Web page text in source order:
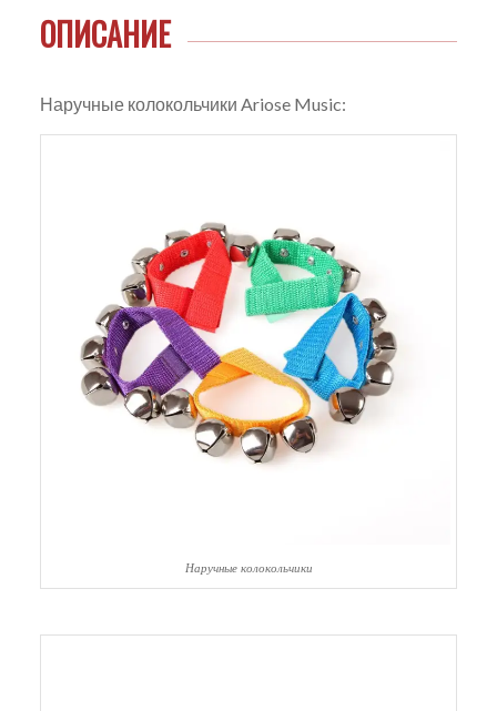
ОПИСАНИЕ
Наручные колокольчики Ariose Music:
Наручные колокольчики